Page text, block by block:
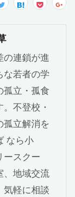
の連鎖が進
な若者の学
孤立・孤食
不登校・
孤立解消を
なら小
ースクー
、地域交流
気軽に相談